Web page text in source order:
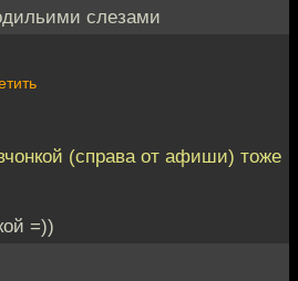
слезами
(справа от афиши) тоже
=))